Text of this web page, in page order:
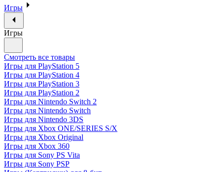
Игры
Игры
Смотреть все товары
Игры для PlayStation 5
Игры для PlayStation 4
Игры для PlayStation 3
Игры для PlayStation 2
Игры для Nintendo Switch 2
Игры для Nintendo Switch
Игры для Nintendo 3DS
Игры для Xbox ONE/SERIES S/X
Игры для Xbox Original
Игры для Xbox 360
Игры для Sony PS Vita
Игры для Sony PSP